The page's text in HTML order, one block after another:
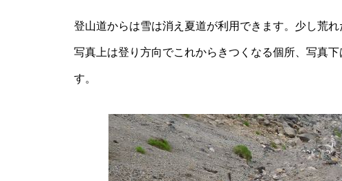
紅葉少しはじまってます。
乗鞍岳紅葉情報２０１５①
登山道からは雪は消え夏道が利用できます。少し荒れ
写真上は登り方向でこれからきつくなる個所、写真
す。